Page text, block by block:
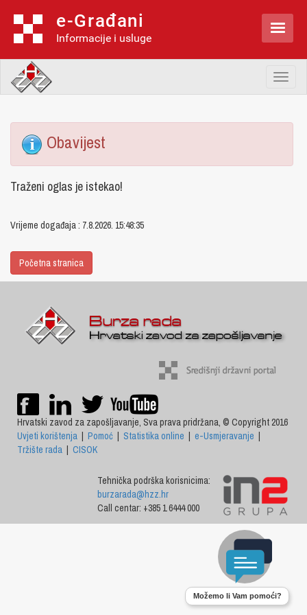
e-Građani
Informacije i usluge 
Toggle
Obavijest
Traženi oglas je istekao!
Vrijeme događaja : 7.8.2026. 15:48:35
Početna stranica
Hrvatski zavod za zapošljavanje, Sva prava pridržana, © Copyright 2016
Uvjeti korištenja | Pomoć | Statistika online | e-Usmjeravanje |
Tržište rada | CISOK
Tehnička podrška korisnicima:
burzarada@hzz.hr
Call centar: +385 1 6444 000